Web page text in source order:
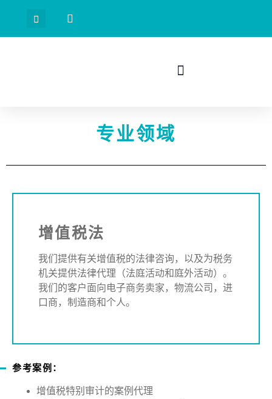
专业领域
增值税法
我们提供有关增值税的法律咨询，以及为税务
机关提供法律代理（法庭活动和庭外活动）。
我们的客户面向电子商务卖家，物流公司，进
口商，制造商和个人。
参考案例：
增值税特别审计的案例代理